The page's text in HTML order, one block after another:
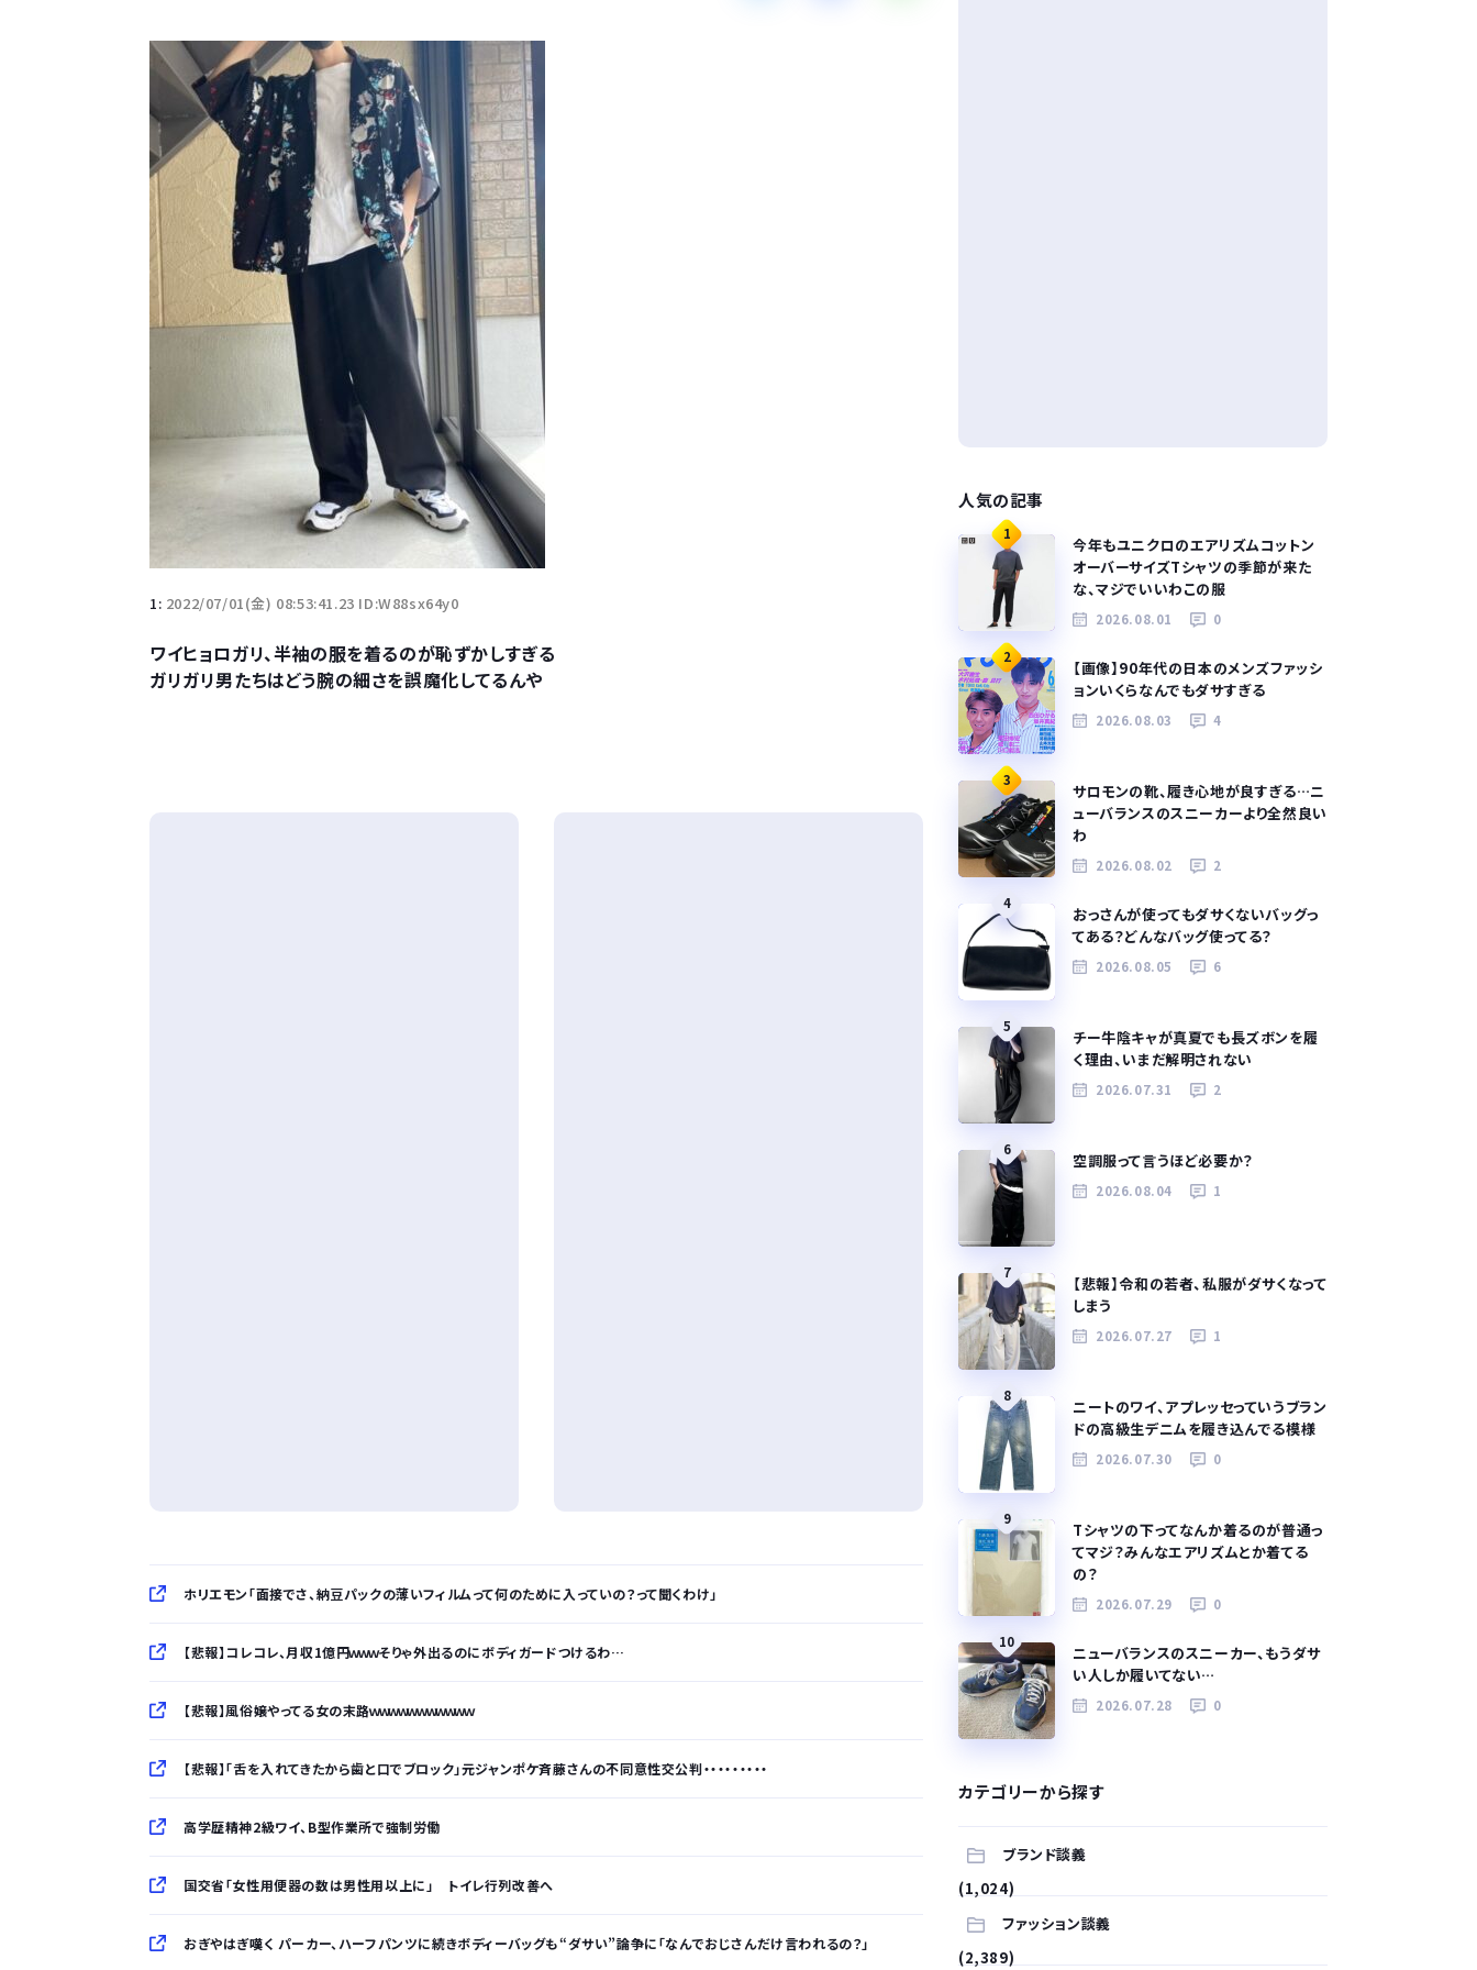
1: 2022/07/01(金) 08:53:41.23 ID:W88sx64y0
ワイヒョロガリ、半袖の服を着るのが恥ずかしすぎる
ガリガリ男たちはどう腕の細さを誤魔化してるんや
ホリエモン「面接でさ、納豆パックの薄いフィルムって何のために入っていの？って聞くわけ」
【悲報】コレコレ、月収1億円ｗｗｗそりゃ外出るのにボディガードつけるわ…
【悲報】風俗嬢やってる女の末路ｗｗｗｗｗｗｗｗｗｗｗ
【悲報】「舌を入れてきたから歯と口でブロック」元ジャンポケ斉藤さんの不同意性交公判・・・・・・・・・
高学歴精神2級ワイ、B型作業所で強制労働
国交省「女性用便器の数は男性用以上に」 トイレ行列改善へ
おぎやはぎ嘆く パーカー、ハーフパンツに続きボディーバッグも“ダサい”論争に「なんでおじさんだけ言われるの？」
人気の記事
1
今年もユニクロのエアリズムコットン
オーバーサイズTシャツの季節が来た
な、マジでいいわこの服
2026.08.01 0
2
【画像】90年代の日本のメンズファッシ
ョンいくらなんでもダサすぎる
2026.08.03 4
3
サロモンの靴、履き心地が良すぎる…ニ
ューバランスのスニーカーより全然良い
わ
2026.08.02 2
4
おっさんが使ってもダサくないバッグっ
てある？どんなバッグ使ってる？
2026.08.05 6
5
チー牛陰キャが真夏でも長ズボンを履
く理由、いまだ解明されない
2026.07.31 2
6
空調服って言うほど必要か？
2026.08.04 1
7
【悲報】令和の若者、私服がダサくなって
しまう
2026.07.27 1
8
ニートのワイ、アプレッセっていうブラン
ドの高級生デニムを履き込んでる模様
2026.07.30 0
9
Tシャツの下ってなんか着るのが普通っ
てマジ？みんなエアリズムとか着てる
の？
2026.07.29 0
10
ニューバランスのスニーカー、もうダサ
い人しか履いてない…
2026.07.28 0
カテゴリーから探す
ブランド談義
(1,024)
ファッション談義
(2,389)